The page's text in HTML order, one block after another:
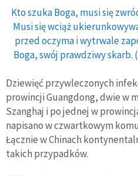
Kto szuka Boga, musi się
Musi się wciąż
przed oczyma i wytrwale
Boga, swój prawdziwy skarb.
Dziewięć przywleczonych
prowincji Guangdong, dwie w
Szanghaj i po jednej w
napisano w czwartkowym
Łącznie w Chinach
takich przypadków.